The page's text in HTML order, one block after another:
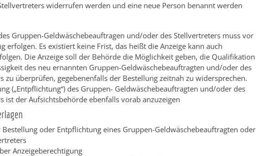
widerrufen werden und eine neue Person benannt werden
Gruppen-Geldwäschebeauftragen und/oder des Stellvertreters muss vor
erfolgen. Es existiert keine Frist, das heißt die Anzeige kann auch
Die Anzeige soll der Behörde die Möglichkeit geben, die Qualifikation
des neu ernannten Gruppen-Geldwäschebeauftragten und/oder des
zu überprüfen, gegebenenfalls der Bestellung zeitnah zu widersprechen.
(„Entpflichtung“) des Gruppen- Geldwäschebeauftragten und/oder des
ist der Aufsichtsbehörde ebenfalls vorab anzuzeigen
Bestellung oder Entpflichtung eines Gruppen-Geldwäschebeauftragten oder
Anzeigeberechtigung